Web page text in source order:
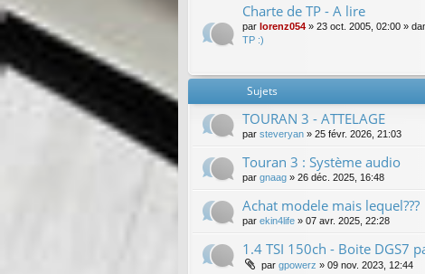
Charte de TP - A lire
par lorenz054 » 23 oct. 2005, 02:00 »
TP :)
Sujets
TOURAN 3 - ATTELAGE
par steveryan » 25 févr. 2026, 21:03
Touran 3 : Système audio
par gnaag » 26 déc. 2025, 16:48
Achat modele mais lequel???
par ekin4life » 07 avr. 2025, 22:28
1.4 TSI 150ch - Boite DGS7
par gpowerz » 09 nov. 2023, 12:44